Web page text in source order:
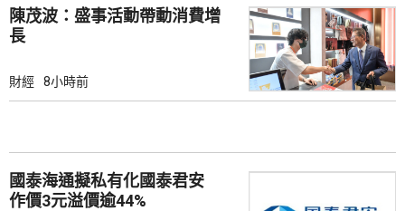
陳茂波：盛事活動帶動消費增
長
財經 8小時前
國泰海通擬私有化國泰君安
作價3元溢價逾44%